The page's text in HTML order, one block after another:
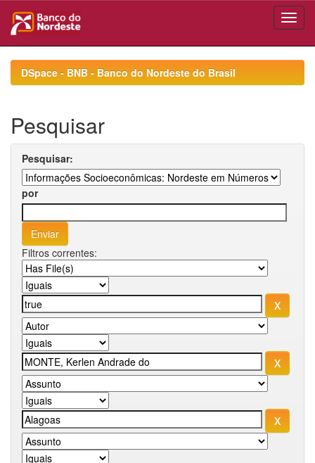
navigationDSpace - BNB - Banco do Nordeste do Brasil
Pesquisar
Pesquisar:
por
Filtros correntes: